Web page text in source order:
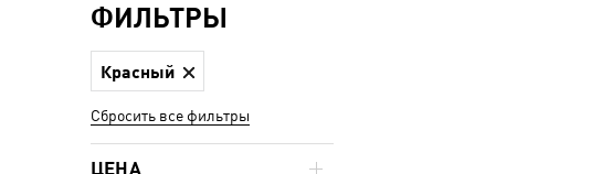
ФИЛЬТРЫ
Красный
Сбросить все фильтры
ЦЕНА